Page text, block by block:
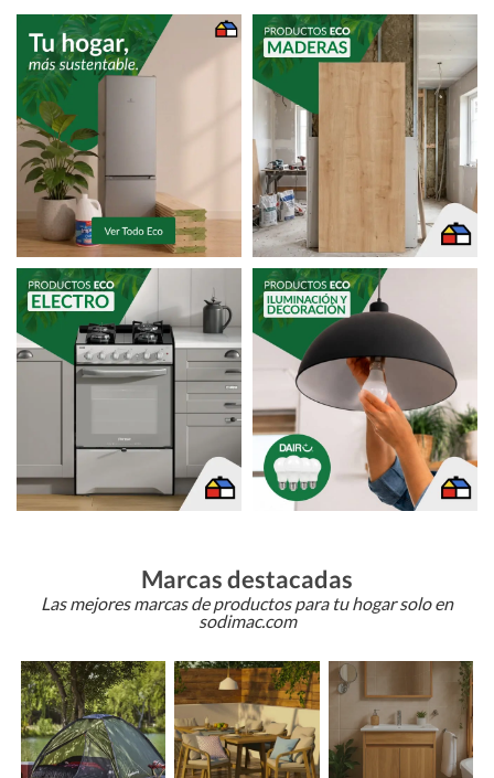
Marcas destacadas
Las mejores marcas de productos para tu hogar solo en
sodimac.com